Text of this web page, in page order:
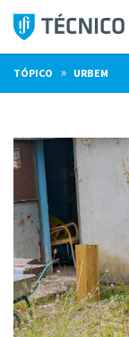
Saltar
para
o
conteúdo
TÓPICO » URBEM